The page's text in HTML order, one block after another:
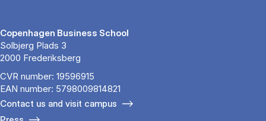
Copenhagen Business School
Solbjerg Plads 3
2000 Frederiksberg
CVR number: 19596915
EAN number: 5798009814821
Contact us and visit campus